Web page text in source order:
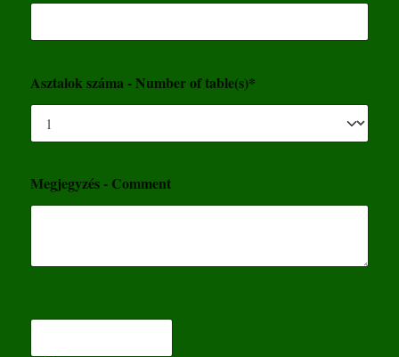
Asztalok száma - Number of table(s)*
Megjegyzés - Comment